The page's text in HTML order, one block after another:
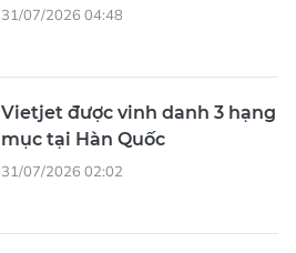
31/07/2026 04:48
Vietjet được vinh danh 3 hạng
mục tại Hàn Quốc
31/07/2026 02:02